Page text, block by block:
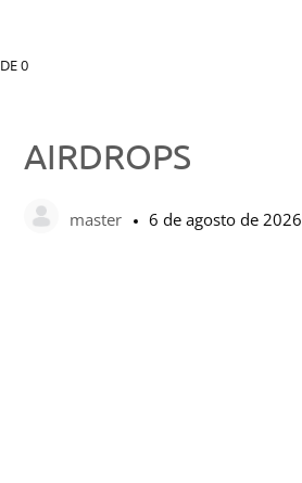
DE 0
AIRDROPS
master 6 de agosto de 2026